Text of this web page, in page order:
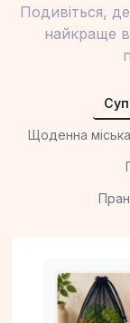
Подивіться,
найкраще
Щоденна